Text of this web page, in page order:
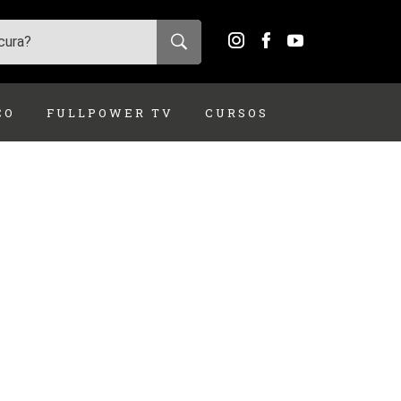
FULLPOWER TV CURSOS